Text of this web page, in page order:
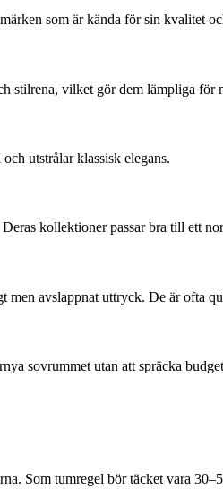
som är kända för sin kvalitet
stilrena, vilket gör dem lämpliga för
utstrålar klassisk elegans.
kollektioner passar bra till ett
avslappnat uttryck. De är ofta
sovrummet utan att spräcka
Som tumregel bör täcket vara